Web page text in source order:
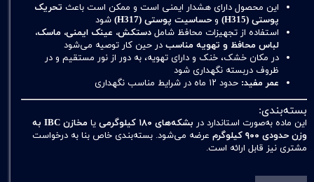
این محصول دارای هشدار ایمنی است و ممکن است باعث تحریک
پوستی (H315)
و حساسیت پوستی (H317)
شود
استفاده از تجهیزات محافظ شامل دستکش، عینک ایمنی، ماسک،
لباس محافظ و تهویه مناسب در حین کار توصیه می‌شود
در مکان خشک، خنک و دارای تهویه، به دور از نور مستقیم و در
ظروف دربسته نگهداری شود
عمر مفید: حدود ۱۲ ماه در شرایط مناسب نگهداری
بسته‌بندی:
این ماده به‌صورت استاندارد در بشکه‌های ۱۸۰ کیلوگرمی یا
مخازن IBC به
وزن حدودی ۹۰۰ کیلوگرم
عرضه می‌شود. بسته‌بندی خاص بنا به درخواست
مشتری نیز قابل ارائه است.